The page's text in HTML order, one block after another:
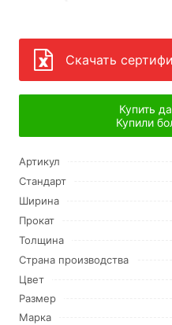
Скачать
Купить
Купили
Артикул
Стандарт
Ширина
Прокат
Толщина
Страна производства
Цвет
Размер
Марка